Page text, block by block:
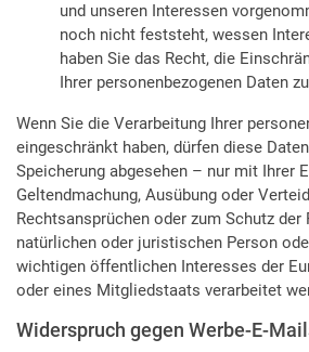
und unseren Interessen
noch nicht feststeht, wessen
haben Sie das Recht, die
Ihrer personenbezogenen Daten
Wenn Sie die Verarbeitung Ihrer
eingeschränkt haben, dürfen diese
Speicherung abgesehen – nur mit Ihrer
Geltendmachung, Ausübung oder
Rechtsansprüchen oder zum Schutz der
natürlichen oder juristischen Person
wichtigen öffentlichen Interesses der
oder eines Mitgliedstaats verarbeitet
Widerspruch gegen Werbe-E-